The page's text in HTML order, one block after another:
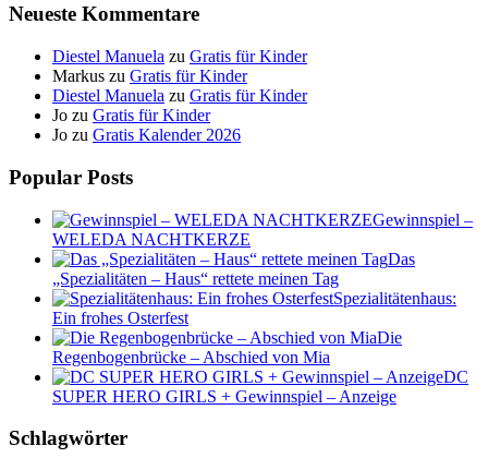
Neueste Kommentare
Diestel Manuela zu Gratis für Kinder
Markus zu Gratis für Kinder
Diestel Manuela zu Gratis für Kinder
Jo zu Gratis für Kinder
Jo zu Gratis Kalender 2026
Popular Posts
Gewinnspiel –
WELEDA NACHTKERZE
Das
„Spezialitäten – Haus“ rettete meinen Tag
Spezialitätenhaus:
Ein frohes Osterfest
Die
Regenbogenbrücke – Abschied von Mia
DC
SUPER HERO GIRLS + Gewinnspiel – Anzeige
Schlagwörter